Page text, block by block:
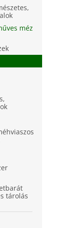
méz
tárolás